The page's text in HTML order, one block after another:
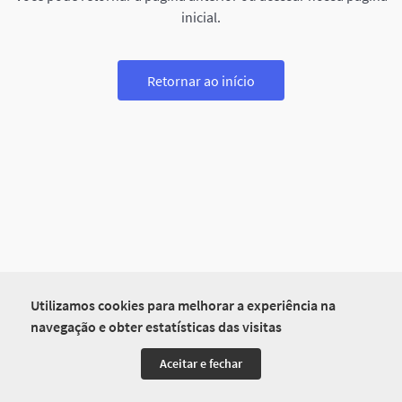
Utilizamos cookies para melhorar a experiência na
navegação e obter estatísticas das visitas
Aceitar e fechar
inicial.
Retornar ao início